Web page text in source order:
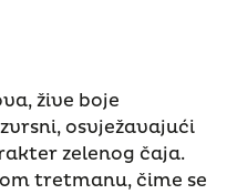
žive boje
osvježavajući
zelenog čaja.
tretmanu, čime se